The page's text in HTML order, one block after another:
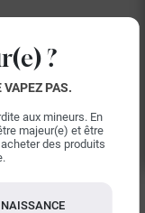
?
VAPEZ PAS.
aux mineurs. En
majeur(e) et être
des produits